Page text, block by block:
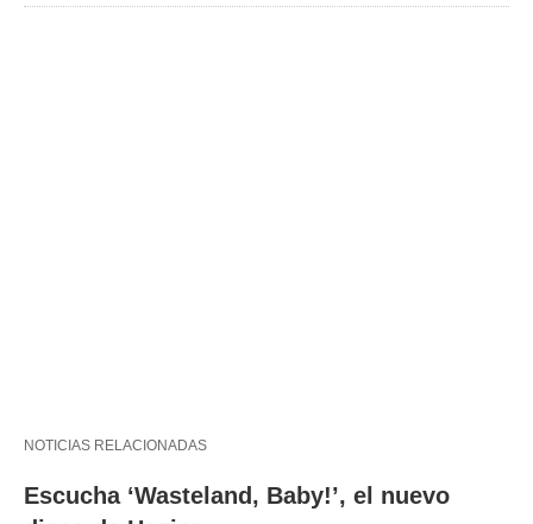
NOTICIAS RELACIONADAS
Escucha ‘Wasteland, Baby!’, el nuevo